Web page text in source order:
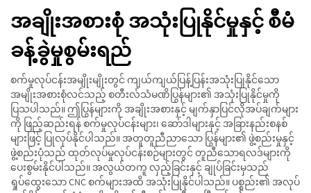
အချိုးအစားစုံ အသုံးပြုနိုင်မှုနှင့် စီမံ
ခန့်ခွဲမှုစွမ်းရည်
စက်မှုလုပ်ငန်းအမျိုးမျိုးတွင် ကျယ်ကျယ်ပြန့်ပြန်းအသုံးပြုနိုင်သော
အမျိုးအစားစုံလင်သည့် စတီးလ်သံမဏိပြွန်များ၏ အသုံးပြုနိုင်မှုကို
ပြသပါသည်။ ဤပြွန်များကို အချိုးအစားနှင့် မျက်နှာပြင်လိုအပ်ချက်များ
ကို ဖြည့်ဆည်းရန် စက်မှုလုပ်ငန်းများ၊ ဆော်ဒါများနှင့် အခြားနည်းစနစ်
များဖြင့် ပြုလုပ်နိုင်ပါသည်။ အတူတူညီညာသော ပြွန်များ၏ ဖွဲ့စည်းမှုနှင့်
ဖွဲ့စည်းပုံသည် ထုတ်လုပ်မှုလုပ်ငန်းစဉ်များတွင် တူညီသောရလဒ်များကို
ပေးစွမ်းနိုင်ပါသည်။ အလွယ်တကူ လှည့်ခြင်းနှင့် ချုပ်ခြင်းမှသည်
ရှုပ်ထွေးသော CNC စက်များအထိ အသုံးပြုနိုင်ပါသည်။ ပစ္စည်း၏ အလုပ်